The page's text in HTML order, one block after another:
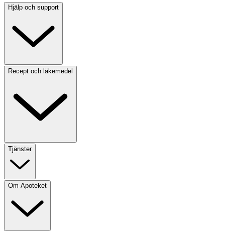
Hjälp och support
Recept och läkemedel
Tjänster
Om Apoteket